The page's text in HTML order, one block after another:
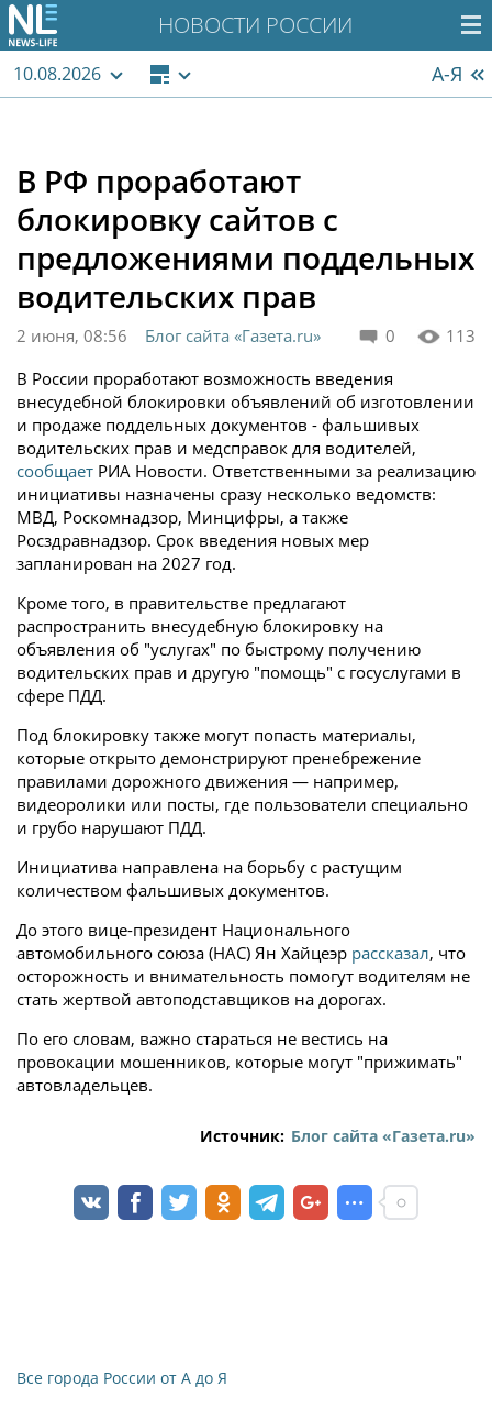
НОВОСТИ РОССИИ
10.08.2026 А-Я
В РФ проработают
блокировку сайтов с
предложениями поддельных
водительских прав
0 113
2 июня, 08:56
Блог сайта «Газета.ru»
В России проработают возможность введения
внесудебной блокировки объявлений об изготовлении
и продаже поддельных документов - фальшивых
водительских прав и медсправок для водителей,
сообщает РИА Новости. Ответственными за реализацию
инициативы назначены сразу несколько ведомств:
МВД, Роскомнадзор, Минцифры, а также
Росздравнадзор. Срок введения новых мер
запланирован на 2027 год.
Кроме того, в правительстве предлагают
распространить внесудебную блокировку на
объявления об "услугах" по быстрому получению
водительских прав и другую "помощь" с госуслугами в
сфере ПДД.
Под блокировку также могут попасть материалы,
которые открыто демонстрируют пренебрежение
правилами дорожного движения — например,
видеоролики или посты, где пользователи специально
и грубо нарушают ПДД.
Инициатива направлена на борьбу с растущим
количеством фальшивых документов.
До этого вице-президент Национального
автомобильного союза (НАС) Ян Хайцеэр рассказал, что
осторожность и внимательность помогут водителям не
стать жертвой автоподставщиков на дорогах.
По его словам, важно стараться не вестись на
провокации мошенников, которые могут "прижимать"
автовладельцев.
Источник: Блог сайта «Газета.ru»
Все города России от А до Я